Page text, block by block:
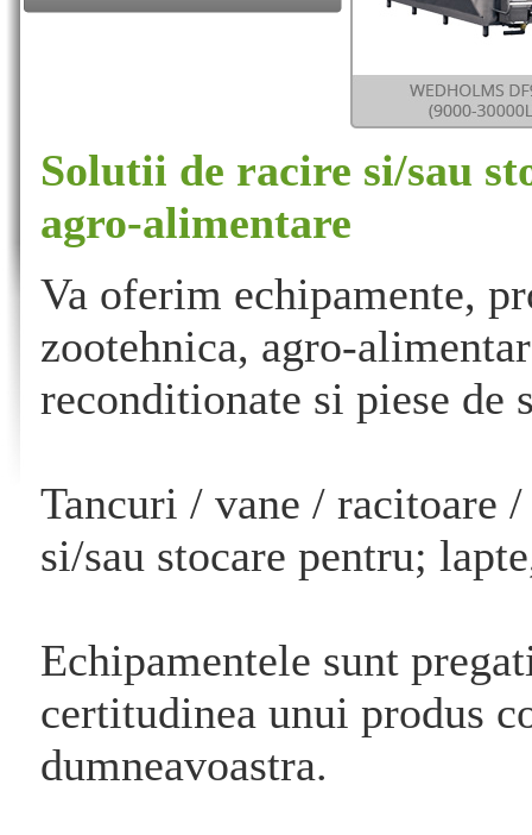
Solutii de racire si/sau
agro-alimentare
Va oferim echipamente,
zootehnica, agro-
reconditionate si piese de
Tancuri / vane / racitoare
si/sau stocare pentru;
Echipamentele sunt
certitudinea unui produs
dumneavoastra.